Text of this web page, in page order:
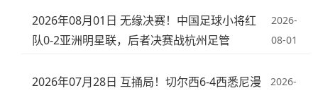
2026年08月01日 无缘决赛！中国足球小将红
队0-2亚洲明星联，后者决赛战杭州足管
2026-
08-01
2026年07月28日 互捅局！切尔西6-4西悉尼漫
2026-